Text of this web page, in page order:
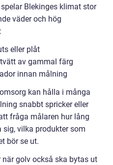
Blekinges klimat stor
väder och hög
eller plåt
av gammal färg
innan målning
kan hålla i många
snabbt spricker eller
fråga målaren hur lång
vilka produkter som
bör se ut.
när golv också ska bytas ut